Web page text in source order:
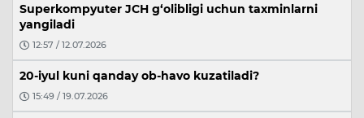
Superkompyuter JCH g‘olibligi uchun taxminlarni
yangiladi
12:57 / 12.07.2026
20-iyul kuni qanday ob-havo kuzatiladi?
15:49 / 19.07.2026